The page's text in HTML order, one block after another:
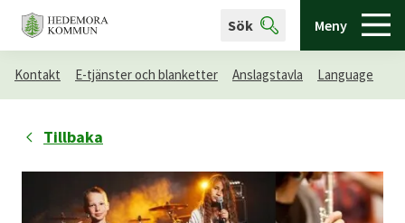
Sök Meny
Kontakt E-tjänster och blanketter Anslagstavla Language
Tillbaka